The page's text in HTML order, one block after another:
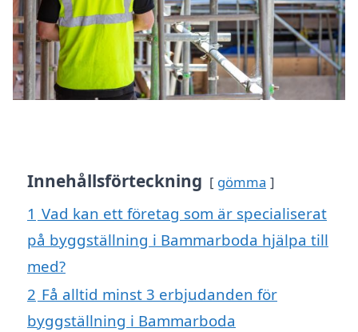
Innehållsförteckning gömma
1 Vad kan ett företag som är specialiserat
på byggställning i Bammarboda hjälpa till
med?
2 Få alltid minst 3 erbjudanden för
byggställning i Bammarboda